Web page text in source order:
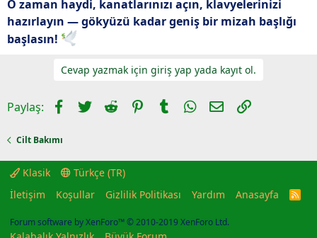
O zaman haydi, kanatlarınızı açın, klavyelerinizi
hazırlayın — gökyüzü kadar geniş bir mizah başlığı
başlasın!
Cevap yazmak için giriş yap yada kayıt ol.
Paylaş: Facebook
TwitterReddit Pinterest
TumblrWhatsApp
E-postaLink
Cilt Bakımı
Klasik
Türkçe (TR)
İletişim
Koşullar Gizlilik Politikası Yardım Anasayfa
R
Forum software by XenForo™© 2010-2019 XenForo Ltd.